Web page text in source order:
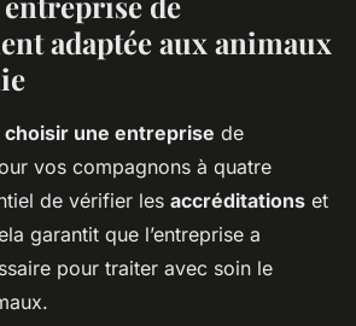
adaptée aux animaux
choisir une entreprise de
vos compagnons à quatre
de vérifier les accréditations et
garantit que l’entreprise a
pour traiter avec soin le